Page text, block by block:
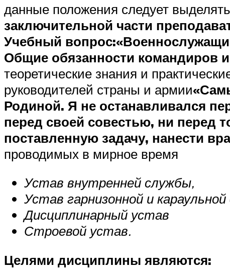
данные положения следует
заключительной части
Учебный вопрос:
Общие обязанности командиров
теоретические знания и
руководителей страны и армии
Родиной. Я не останавливался
перед своей совестью, ни перед
поставленную задачу, нанести
проводимых в мирное время
Устав внутренней службы,
Устав гарнизонной и
Дис­циплинарный устав
Строевой устав.
Целями дисциплины являются: